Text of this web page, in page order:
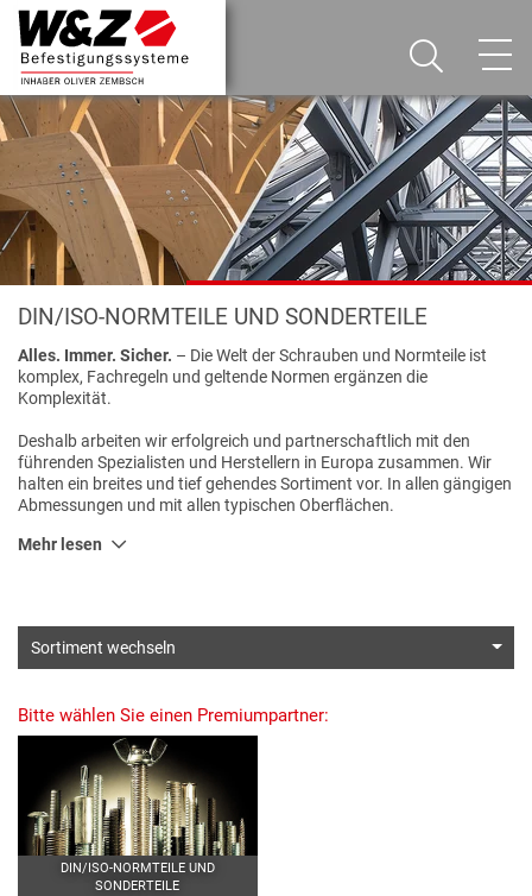
DIN/ISO-NORMTEILE UND SONDERTEILE
Alles. Immer. Sicher. – Die Welt der Schrauben und Normteile ist
komplex, Fachregeln und geltende Normen ergänzen die
Komplexität.
Deshalb arbeiten wir erfolgreich und partnerschaftlich mit den
führenden Spezialisten und Herstellern in Europa zusammen. Wir
halten ein breites und tief gehendes Sortiment vor. In allen gängigen
Abmessungen und mit allen typischen Oberflächen.
Mehr lesen
Sortiment wechseln
Bitte wählen Sie einen Premiumpartner:
DIN/ISO-NORMTEILE UND
SONDERTEILE